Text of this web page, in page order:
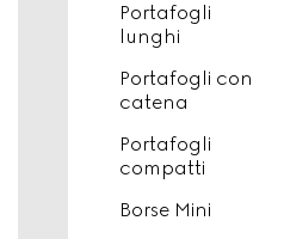
Portafogli
lunghi
Portafogli con
catena
Portafogli
compatti
Borse Mini